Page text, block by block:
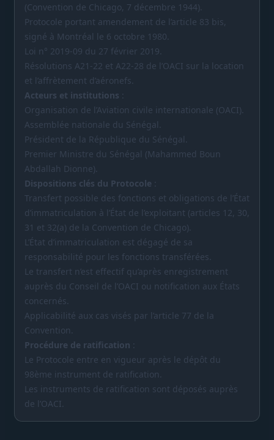
(Convention de Chicago, 7 décembre 1944).
Protocole portant amendement de l’article 83 bis,
signé à Montréal le 6 octobre 1980.
Loi n° 2019-09 du 27 février 2019.
Résolutions A21-22 et A22-28 de l’OACI sur la location
et l’affrètement d’aéronefs.
Acteurs et institutions :
Organisation de l’Aviation civile internationale (OACI).
Assemblée nationale du Sénégal.
Président de la République du Sénégal.
Premier Ministre du Sénégal (Mahammed Boun
Abdallah Dionne).
Dispositions clés du Protocole :
Transfert possible des fonctions et obligations de l’État
d’immatriculation à l’État de l’exploitant (articles 12, 30,
31 et 32(a) de la Convention de Chicago).
L’État d’immatriculation est dégagé de sa
responsabilité pour les fonctions transférées.
Le transfert n’est effectif qu’après enregistrement
auprès du Conseil de l’OACI ou notification aux États
concernés.
Applicabilité aux cas visés par l’article 77 de la
Convention.
Procédure de ratification :
Le Protocole entre en vigueur après le dépôt du
98ème instrument de ratification.
Les instruments de ratification sont déposés auprès
de l’OACI.